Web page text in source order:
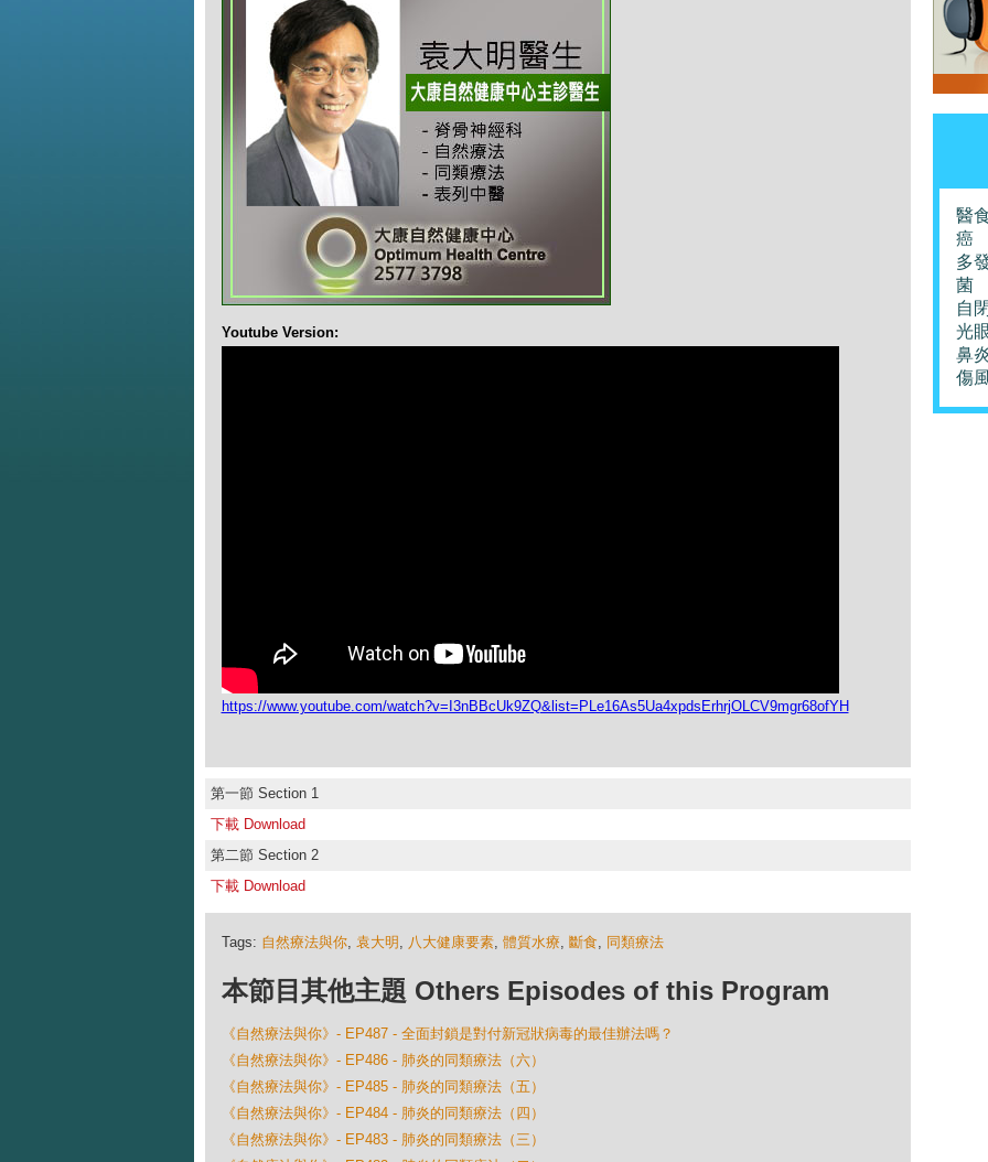
Youtube Version:
https://www.youtube.com/watch?v=I3nBBcUk9ZQ&list=PLe16As5Ua4xpdsErhrjOLCV9mgr68ofYH
第一節 Section 1
下載 Download
第二節 Section 2
下載 Download
Tags: 自然療法與你, 袁大明 , 八大健康要素, 體質水療, 斷食, 同類療法
本節目其他主題 Others Episodes of this Program
《自然療法與你》- EP487 - 全面封鎖是對付新冠狀病毒的最佳辦法嗎？
《自然療法與你》- EP486 - 肺炎的同類療法（六）
《自然療法與你》- EP485 - 肺炎的同類療法（五）
《自然療法與你》- EP484 - 肺炎的同類療法（四）
《自然療法與你》- EP483 - 肺炎的同類療法（三）
醫
癌
多
菌
自
光
鼻
傷